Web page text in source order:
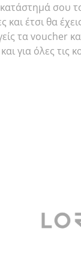
σου
έτσι θα
τα voucher
για όλες τις